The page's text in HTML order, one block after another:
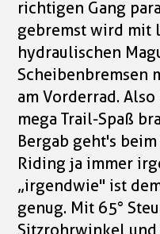
richtigen Gang
gebremst wird mit
hydraulischen
Scheibenbremsen
am Vorderrad.
mega Trail-Spaß
Bergab geht's
Riding ja immer
„irgendwie" ist
genug. Mit 65°
Sitzrohrwinkel